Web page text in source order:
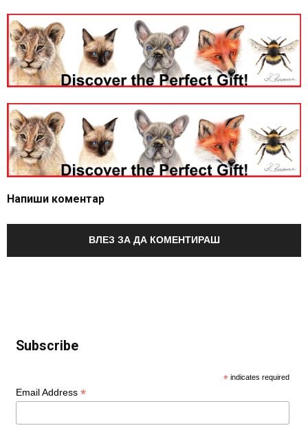
Напиши коментар
ВЛЕЗ ЗА ДА КОМЕНТИРАШ
Subscribe
* indicates required
Email Address *